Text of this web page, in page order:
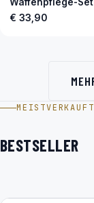
€ 33,90
MEISTVERKAUFT
BESTSELLER